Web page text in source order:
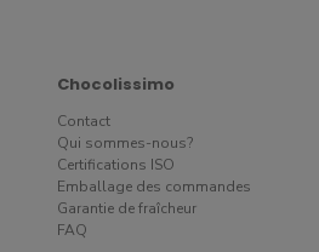
Chocolissimo
Contact
Qui sommes-nous?
Certifications ISO
Emballage des commandes
Garantie de fraîcheur
FAQ